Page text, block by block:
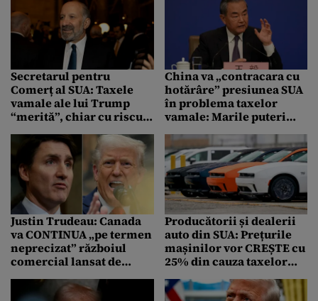
din casa GROAZEI”
Secretarul pentru
Comerț al SUA: Taxele
vamale ale lui Trump
“merită”, chiar cu riscul
China va „contracara cu
hotărâre” presiunea SUA
în problema taxelor
vamale: Marile puteri
INTIMIDEZE pe cei slabi”
Justin Trudeau: Canada
va CONTINUA „pe termen
neprecizat” războiul
comercial lansat de
Producătorii și dealerii
auto din SUA: Prețurile
mașinilor vor CREȘTE cu
25% din cauza taxelor
Trump pentru Canada și